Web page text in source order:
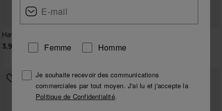
Havaianas Top Charms Flags
3,90 €
24,00 €
Femme Homme
Je souhaite recevoir des communications
commerciales par tout moyen. J'ai lu et j'accepte la
Politique de Confidentialité.